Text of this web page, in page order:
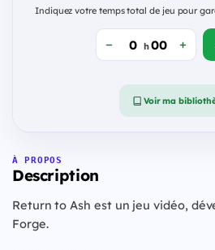
Indiquez votre temps total de jeu pour
h
Voir ma
À PROPOS
Description
Return to Ash est un jeu vidéo,
Forge.